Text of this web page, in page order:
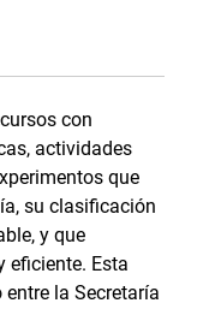
con
actividades
que
su clasificación
y que
eficiente. Esta
la Secretaría